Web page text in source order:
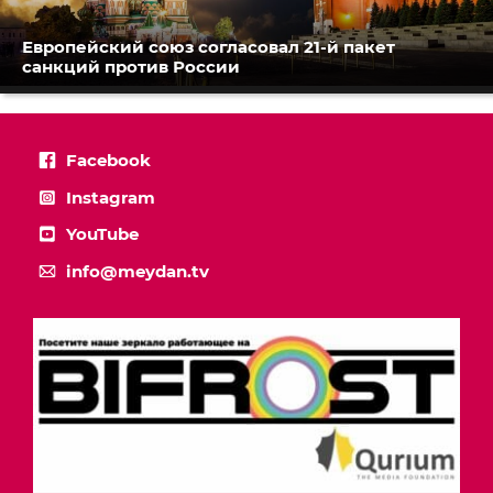
Европейский союз согласовал 21-й пакет
санкций против России
Facebook
Instagram
YouTube
info@meydan.tv